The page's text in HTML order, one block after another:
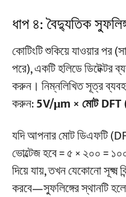
ধাপ ৪: বৈদ্যুতিক
কোটিংটি শুকিয়ে যাওয়ার পর
পরে), একটি হলিডে ডিটেক্টর
করুন। নিম্নলিখিত সূত্র
করুন:5V/μm × মোট
যদি আপনার মোট ডিএফটি
ভোল্টেজ হবে = ৫ × ২০০ =
দিয়ে যায়, তখন যেকোনো সূক্ষ্ম
করবে—স্ফুলিঙ্গের স্থানটি